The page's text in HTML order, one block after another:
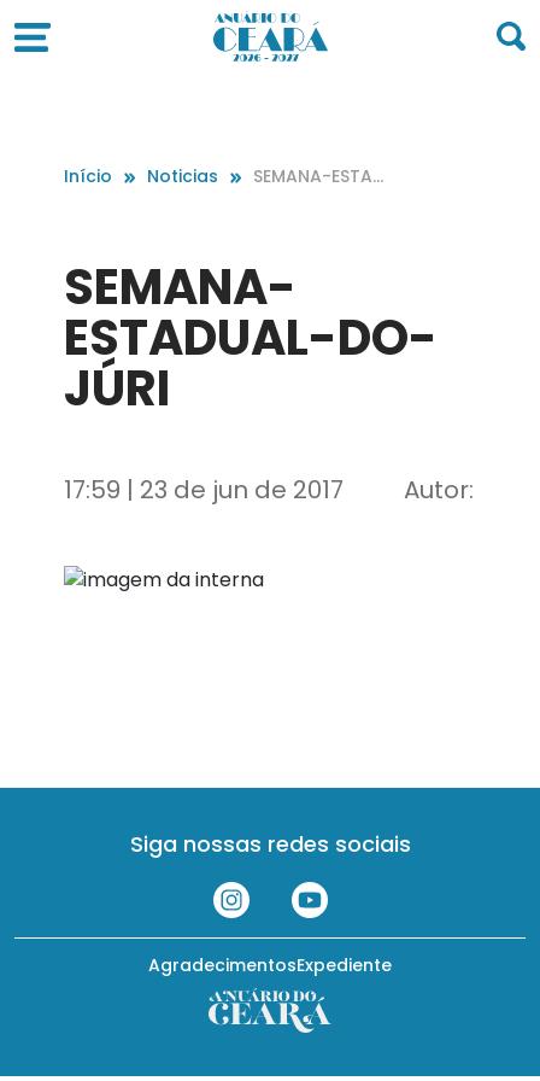
Início Noticias
SEMANA-ESTAD
SEMANA-
ESTADUAL-DO-
JÚRI
17:59 | 23 de jun de 2017 Autor:
Siga nossas redes sociais
Expediente
Agradecimentos